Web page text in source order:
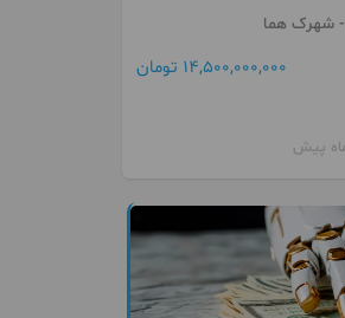
- شهرک هما
14,500,000,000 تومان